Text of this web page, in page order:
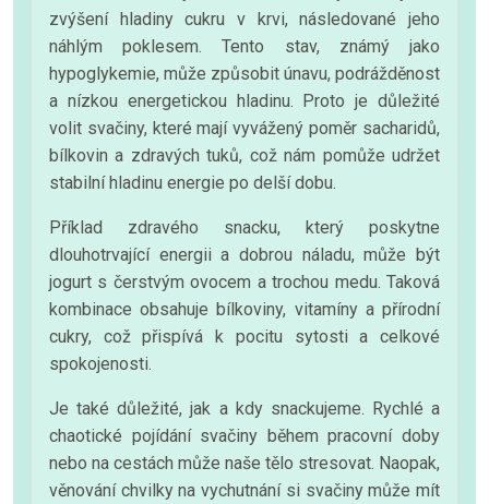
zvýšení hladiny cukru v krvi, následované jeho
náhlým poklesem. Tento stav, známý jako
hypoglykemie, může způsobit únavu, podrážděnost
a nízkou energetickou hladinu. Proto je důležité
volit svačiny, které mají vyvážený poměr sacharidů,
bílkovin a zdravých tuků, což nám pomůže udržet
stabilní hladinu energie po delší dobu.
Příklad zdravého snacku, který poskytne
dlouhotrvající energii a dobrou náladu, může být
jogurt s čerstvým ovocem a trochou medu. Taková
kombinace obsahuje bílkoviny, vitamíny a přírodní
cukry, což přispívá k pocitu sytosti a celkové
spokojenosti.
Je také důležité, jak a kdy snackujeme. Rychlé a
chaotické pojídání svačiny během pracovní doby
nebo na cestách může naše tělo stresovat. Naopak,
věnování chvilky na vychutnání si svačiny může mít